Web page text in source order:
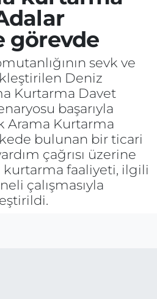
görevde
sevk ve
Deniz
Kurtarma Davet
başarıyla
Arama Kurtarma
bulunan bir ticari
çağrısı üzerine
kurtarma faaliyeti, ilgili
çalışmasıyla